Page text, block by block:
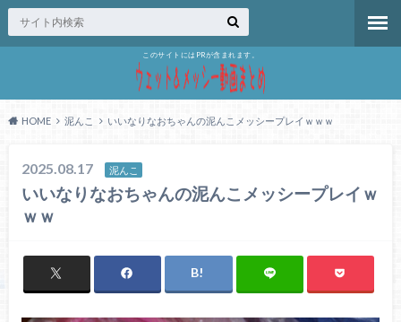
このサイトにはPRが含まれます。
HOME 泥んこ いいなりなおちゃんの泥んこメッシープレイｗｗｗ
2025.08.17 泥んこ
いいなりなおちゃんの泥んこメッシープレイｗ
ｗｗ